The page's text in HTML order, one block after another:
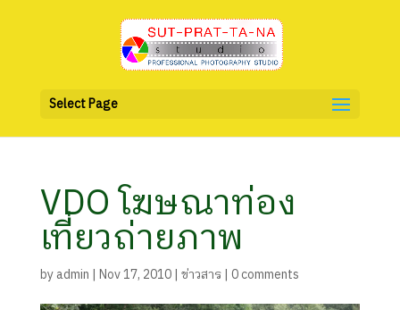
Select Page
VDO โฆษณาท่อง
เที่ยวถ่ายภาพ
byadmin | Nov 17, 2010| ข่าวสาร| 0 comments